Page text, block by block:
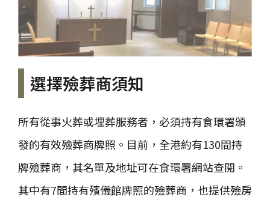
選擇殮葬商須知
所有從事火葬或埋葬服務者，必須持有食環署頒
發的有效殮葬商牌照。目前，全港約有130間持
牌殮葬商，其名單及地址可在食環署網站查閱。
其中有7間持有殯儀館牌照的殮葬商，也提供殮房